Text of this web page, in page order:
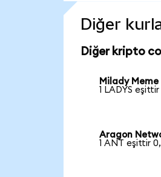
Diğer
Diğer kripto
Milady
1 LADYS
Aragon
1 ANT eşittir